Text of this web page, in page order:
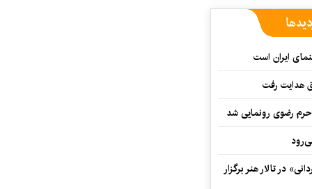
ایران است
هدایت رفت
حرم رضوی رونمایی شد
در تالار هنر برگزار